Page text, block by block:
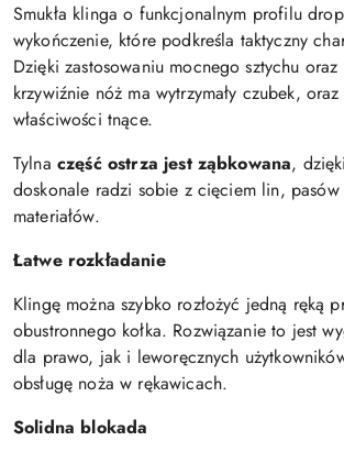
Smukła klinga o funkcjonalnym profilu
wykończenie, które podkreśla taktyczny
Dzięki zastosowaniu mocnego sztychu oraz
krzywiźnie nóż ma wytrzymały czubek,
właściwości tnące.
Tylna część ostrza jest ząbkowana,
doskonale radzi sobie z cięciem lin, pasów
materiałów.
Łatwe rozkładanie
Klingę można szybko rozłożyć jedną ręką
obustronnego kołka. Rozwiązanie to jest
dla prawo, jak i leworęcznych
obsługę noża w rękawicach.
Solidna blokada